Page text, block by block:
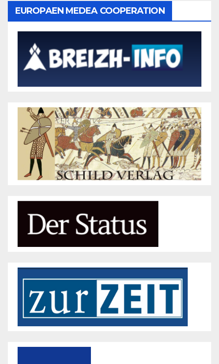
EUROPAEN MEDEA COOPERATION